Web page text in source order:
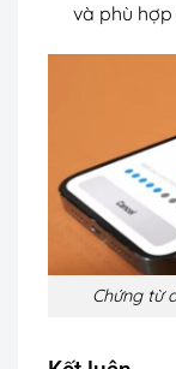
và phù hợp
Chứng từ